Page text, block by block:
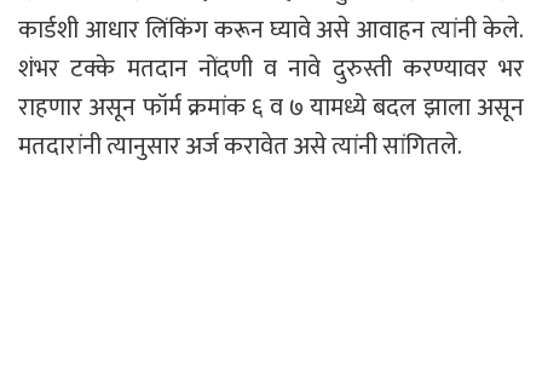
कार्डशी आधार लिंकिंग करून घ्यावे असे आवाहन त्यांनी केले.
शंभर टक्के मतदान नोंदणी व नावे दुरुस्ती करण्यावर भर
राहणार असून फॉर्म क्रमांक ६ व ७ यामध्ये बदल झाला असून
मतदारांनी त्यानुसार अर्ज करावेत असे त्यांनी सांगितले.